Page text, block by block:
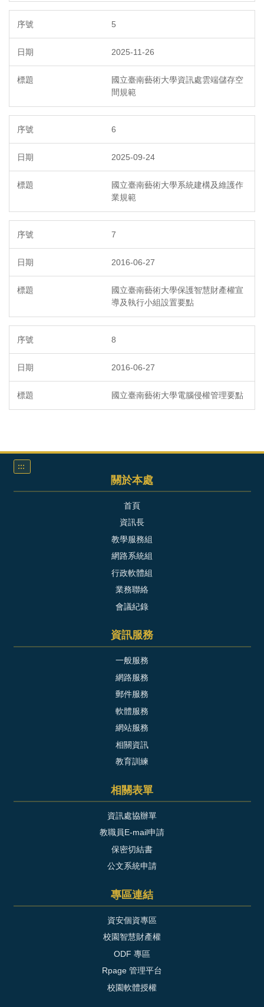
5
2025-11-26
國立臺南藝術大學資訊處雲端儲存空
間規範
6
2025-09-24
國立臺南藝術大學系統建構及維護作
業規範
7
2016-06-27
國立臺南藝術大學保護智慧財產權宣
導及執行小組設置要點
8
2016-06-27
國立臺南藝術大學電腦侵權管理要點
:::
關於本處
首頁
資訊長
教學服務組
網路系統組
行政軟體組
業務聯絡
會議紀錄
資訊服務
一般服務
網路服務
郵件服務
軟體服務
網站服務
相關資訊
教育訓練
相關表單
資訊處協辦單
教職員E-mail申請
保密切結書
公文系統申請
專區連結
資安個資專區
校園智慧財產權
ODF 專區
Rpage 管理平台
校園軟體授權